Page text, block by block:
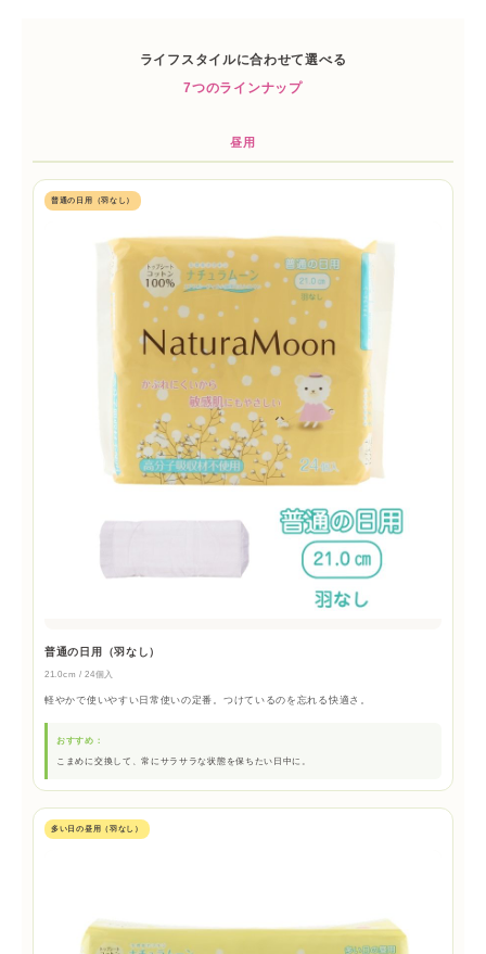
ライフスタイルに合わせて選べる
7つのラインナップ
昼用
普通の日用（羽なし）
普通の日用（羽なし）
21.0cm / 24個入
軽やかで使いやすい日常使いの定番。つけているのを忘れる快適さ。
おすすめ：
こまめに交換して、常にサラサラな状態を保ちたい日中に。
多い日の昼用（羽なし）